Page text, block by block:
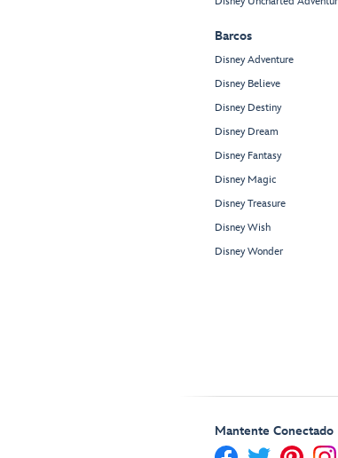
Barcos
Disney Adventure
Disney Believe
Disney Destiny
Disney Dream
Disney Fantasy
Disney Magic
Disney Treasure
Disney Wish
Disney Wonder
Mantente Conectado